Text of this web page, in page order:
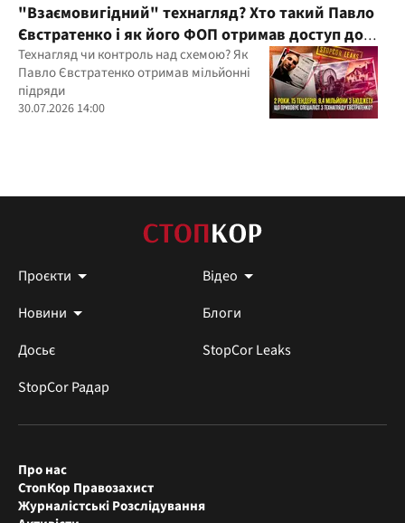
"Взаємовигідний" технагляд? Хто такий Павло
Євстратенко і як його ФОП отримав доступ до
бюджетних мільйонів?
Технагляд чи контроль над схемою? Як
Павло Євстратенко отримав мільйонні
підряди
30.07.2026 14:00
Проєкти
Відео
Новини
Блоги
Досьє
StopCor Leaks
StopCor Радар
Про нас
СтопКор Правозахист
Журналістські Розслідування